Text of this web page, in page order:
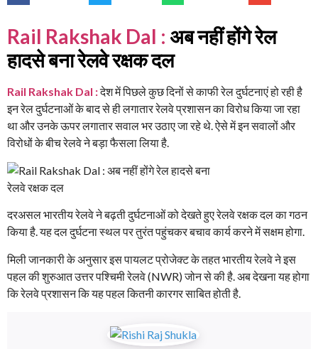
Rail Rakshak Dal : अब नहीं होंगे रेल
हादसे बना रेलवे रक्षक दल
Rail Rakshak Dal :देश में पिछले कुछ दिनों से काफी रेल दुर्घटनाएं हो रही है
इन रेल दुर्घटनाओं के बाद से ही लगातार रेलवे प्रशासन का विरोध किया जा रहा
था और उनके ऊपर लगातार सवाल भर उठाए जा रहे थे. ऐसे में इन सवालों और
विरोधों के बीच रेलवे ने बड़ा फैसला लिया है.
दरअसल भारतीय रेलवे ने बढ़ती दुर्घटनाओं को देखते हुए रेलवे रक्षक दल का गठन
किया है. यह दल दुर्घटना स्थल पर तुरंत पहुंचकर बचाव कार्य करने में सक्षम होगा.
मिली जानकारी के अनुसार इस पायलट प्रोजेक्ट के तहत भारतीय रेलवे ने इस
पहल की शुरुआत उत्तर पश्चिमी रेलवे (NWR) जोन से की है. अब देखना यह होगा
कि रेलवे प्रशासन कि यह पहल कितनी कारगर साबित होती है.